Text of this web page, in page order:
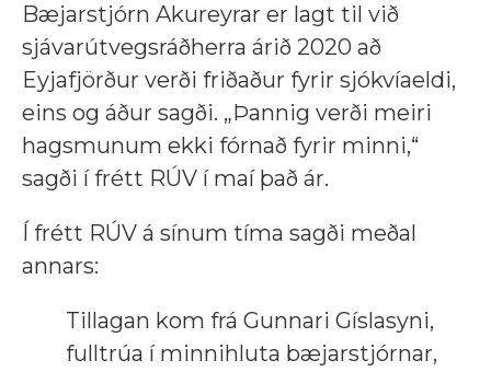
Bæjarstjórn Akureyrar er lagt til við
sjávarútvegsráðherra árið 2020 að
Eyjafjörður verði friðaður fyrir sjókvíaeldi,
eins og áður sagði. „Þannig verði meiri
hagsmunum ekki fórnað fyrir minni,“
sagði í frétt RÚV í maí það ár.
Í frétt RÚV á sínum tíma sagði meðal
annars:
Tillagan kom frá Gunnari Gíslasyni,
fulltrúa í minnihluta bæjarstjórnar,